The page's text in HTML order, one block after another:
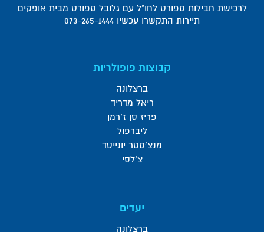
לרכישת חבילות ספורט לחו"ל עם גלובל ספורט מבית אופקים
תיירות התקשרו עכשיו 073-265-1444
קבוצות פופולריות
ברצלונה
ריאל מדריד
פריז סן ז'רמן
ליברפול
מנצ'סטר יונייטד
צ'לסי
יעדים
ברצלונה